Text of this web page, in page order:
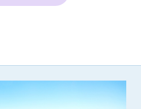
管理者は、何らの責任も負わな